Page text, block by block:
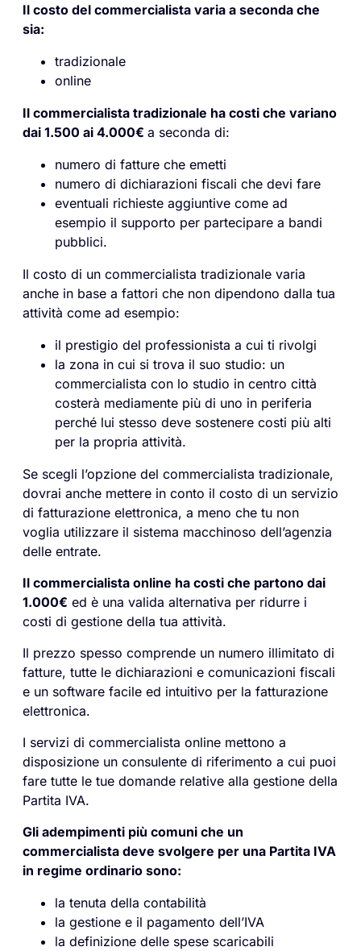
Il costo del commercialista varia a seconda che
sia:
tradizionale
online
Il commercialista tradizionale ha costi che variano
dai 1.500 ai 4.000€ a seconda di:
numero di fatture che emetti
numero di dichiarazioni fiscali che devi fare
eventuali richieste aggiuntive come ad
esempio il supporto per partecipare a bandi
pubblici.
Il costo di un commercialista tradizionale varia
anche in base a fattori che non dipendono dalla tua
attività come ad esempio:
il prestigio del professionista a cui ti rivolgi
la zona in cui si trova il suo studio: un
commercialista con lo studio in centro città
costerà mediamente più di uno in periferia
perché lui stesso deve sostenere costi più alti
per la propria attività.
Se scegli l’opzione del commercialista tradizionale,
dovrai anche mettere in conto il costo di un servizio
di fatturazione elettronica, a meno che tu non
voglia utilizzare il sistema macchinoso dell’agenzia
delle entrate.
Il commercialista online ha costi che partono dai
1.000€ ed è una valida alternativa per ridurre i
costi di gestione della tua attività.
Il prezzo spesso comprende un numero illimitato di
fatture, tutte le dichiarazioni e comunicazioni fiscali
e un software facile ed intuitivo per la fatturazione
elettronica.
I servizi di commercialista online mettono a
disposizione un consulente di riferimento a cui puoi
fare tutte le tue domande relative alla gestione della
Partita IVA.
Gli adempimenti più comuni che un
commercialista deve svolgere per una Partita IVA
in regime ordinario sono:
la tenuta della contabilità
la gestione e il pagamento dell’IVA
la definizione delle spese scaricabili